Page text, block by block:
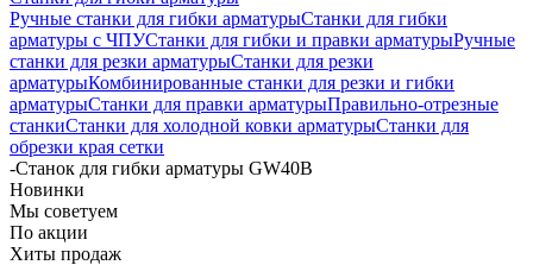
Ручные станки для гибки арматурыСтанки для гибки
арматуры с ЧПУСтанки для гибки и правки арматурыРучные
станки для резки арматурыСтанки для резки
арматурыКомбинированные станки для резки и гибки
арматурыСтанки для правки арматурыПравильно-отрезные
станкиСтанки для холодной ковки арматурыСтанки для
обрезки края сетки
-Станок для гибки арматуры GW40B
Новинки
Мы советуем
По акции
Хиты продаж